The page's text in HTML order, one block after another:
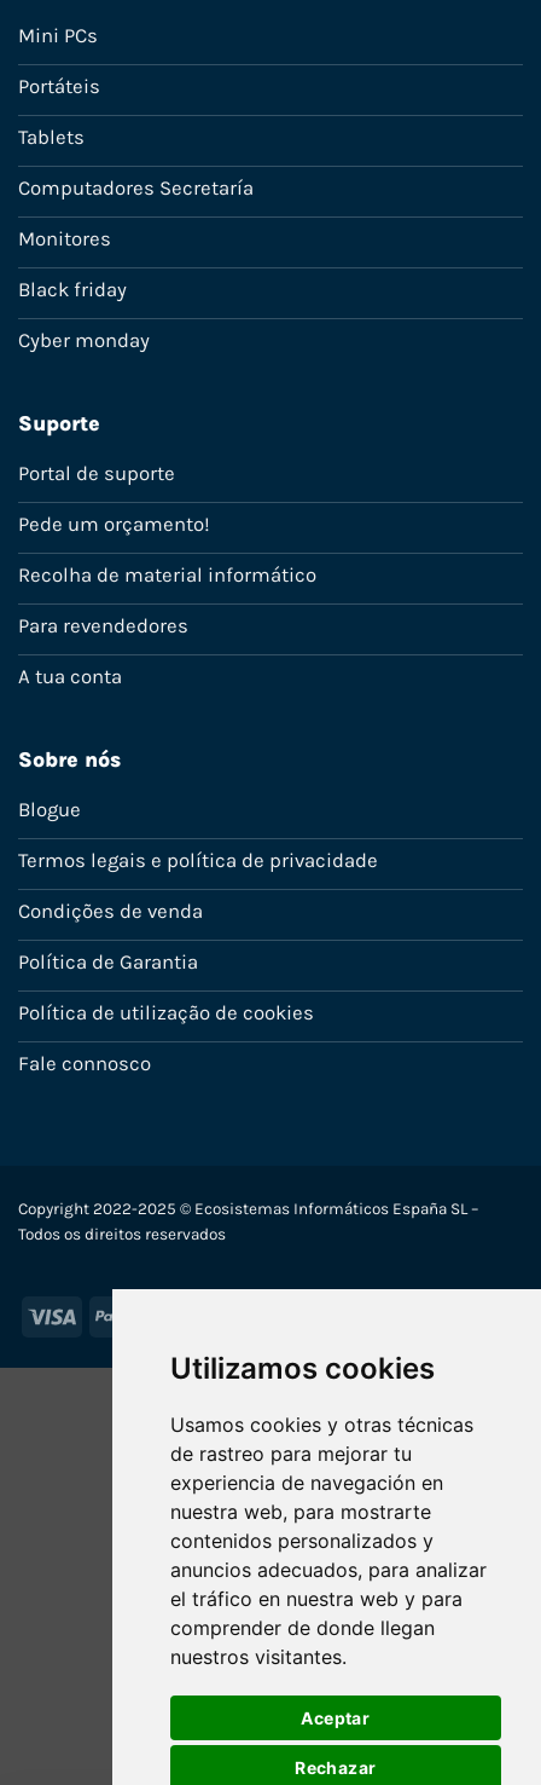
Utilizamos cookies
Usamos cookies y otras técnicas
de rastreo para mejorar tu
experiencia de navegación en
nuestra web, para mostrarte
contenidos personalizados y
anuncios adecuados, para analizar
el tráfico en nuestra web y para
comprender de donde llegan
nuestros visitantes.
Aceptar
Rechazar
Mini PCs
Portáteis
Tablets
Computadores Secretaría
Monitores
Black friday
Cyber monday
Suporte
Portal de suporte
Pede um orçamento!
Recolha de material informático
Para revendedores
A tua conta
Sobre nós
Blogue
Termos legais e política de privacidade
Condições de venda
Política de Garantia
Política de utilização de cookies
Fale connosco
Copyright 2022-2025 © Ecosistemas Informáticos España SL –
Todos os direitos reservados
Visa